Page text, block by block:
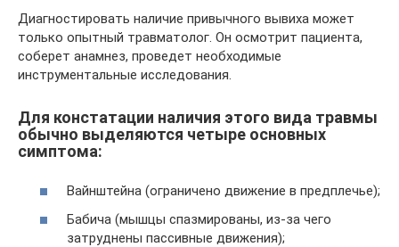
Диагностировать наличие привычного вывиха может
только опытный травматолог. Он осмотрит пациента,
соберет анамнез, проведет необходимые
инструментальные исследования.
Для констатации наличия этого вида травмы
обычно выделяются четыре основных
симптома:
Вайнштейна (ограничено движение в предплечье);
Бабича (мышцы спазмированы, из-за чего
затруднены пассивные движения);